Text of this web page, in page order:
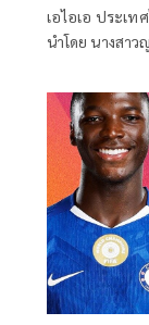
เอไอเอ ประเ
นำโดย นางสา
อย่าง สโมสรฟุ
Hotspur) จัดก
2026 ทัวร์นาเ
Tournament)
ร่วมการแข่งขัน
2026 ณ กรุงลอ